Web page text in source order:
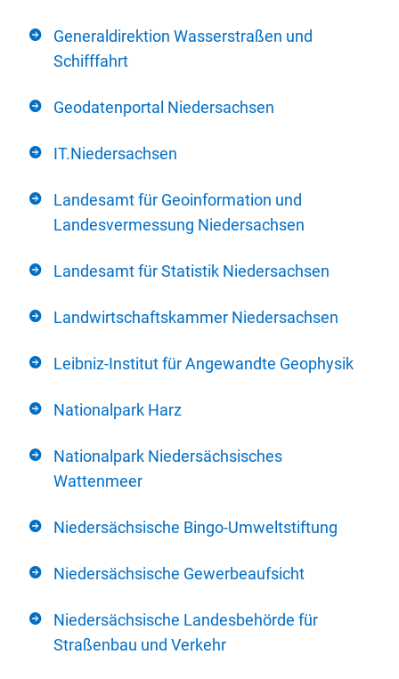
Generaldirektion Wasserstraßen und
Schifffahrt
Geodatenportal Niedersachsen
IT.Niedersachsen
Landesamt für Geoinformation und
Landesvermessung Niedersachsen
Landesamt für Statistik Niedersachsen
Landwirtschaftskammer Niedersachsen
Leibniz-Institut für Angewandte Geophysik
Nationalpark Harz
Nationalpark Niedersächsisches
Wattenmeer
Niedersächsische Bingo-Umweltstiftung
Niedersächsische Gewerbeaufsicht
Niedersächsische Landesbehörde für
Straßenbau und Verkehr